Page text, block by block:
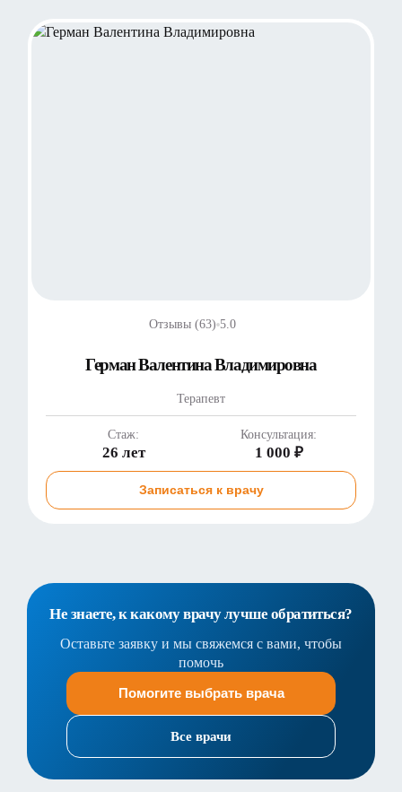
Отзывы (63) 5.0
Герман Валентина Владимировна
Терапевт
Стаж:
26 лет
Консультация:
1 000 ₽
Записаться к врачу
Не знаете, к какому врачу лучше обратиться?
Оставьте заявку и мы свяжемся с вами, чтобы
помочь
Помогите выбрать врача
Все врачи